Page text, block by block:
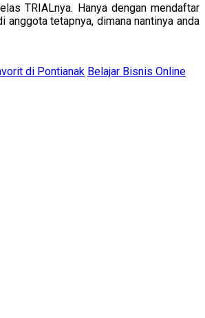
TRIALnya. Hanya dengan mendaftar
tetapnya, dimana nantinya anda
di Pontianak Belajar Bisnis Online